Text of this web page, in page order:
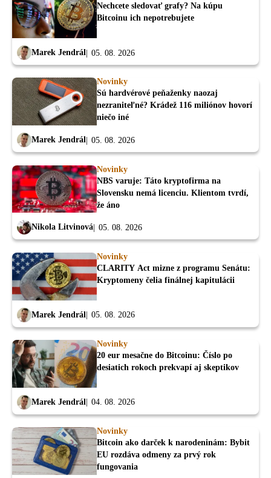
Nechcete sledovať grafy? Na kúpu
Bitcoinu ich nepotrebujete
Marek Jendrál 05. 08. 2026
Novinky
Sú hardvérové peňaženky naozaj
nezraniteľné? Krádež 116 miliónov hovorí
niečo iné
Marek Jendrál 05. 08. 2026
Novinky
NBS varuje: Táto kryptofirma na
Slovensku nemá licenciu. Klientom tvrdí,
že áno
Nikola Litvinová 05. 08. 2026
Novinky
CLARITY Act mizne z programu Senátu:
Kryptomeny čelia finálnej kapitulácii
Marek Jendrál 05. 08. 2026
Novinky
20 eur mesačne do Bitcoinu: Číslo po
desiatich rokoch prekvapí aj skeptikov
Marek Jendrál 04. 08. 2026
Novinky
Bitcoin ako darček k narodeninám: Bybit
EU rozdáva odmeny za prvý rok
fungovania